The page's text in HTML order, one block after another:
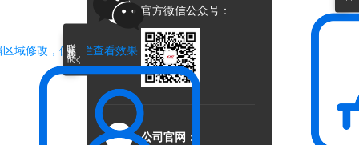
区域修改，侧边栏查看效果
联系我们
官方微信公众号：
公司官网：